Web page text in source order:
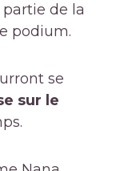
de la
podium.
se
sur le